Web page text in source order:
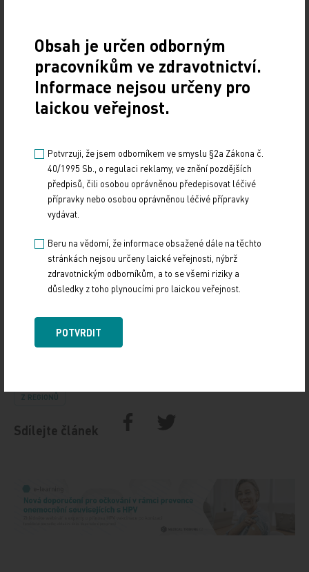
s negramotností. Ten zajistí zejména budoucí
online školy a univerzity, které budou moci využívat
děti i dospělí v oblastech, kde nemají přístup ke
klasickým školám.
dalšími zámožnými filantropy, jako je například
investor Warren Buffett, do zmíněných oblastí
vložit částky v řádech desítek miliard dolarů. K
účasti na zlepšování života v chudých částech světa
dobročinného portálu Global Citizen, kde mohou
věnovat příspěvky do konkrétních odvětví a oblastí
Z REGIONŮ
Sdílejte článek
Obsah je určen odborným
pracovníkům ve zdravotnictví.
Informace nejsou určeny pro
laickou veřejnost.
Potvrzuji, že jsem odborníkem ve smyslu §2a Zákona č.
40/1995 Sb., o regulaci reklamy, ve znění pozdějších
předpisů, čili osobou oprávněnou předepisovat léčivé
přípravky nebo osobou oprávněnou léčivé přípravky
vydávat.
Beru na vědomí, že informace obsažené dále na těchto
stránkách nejsou určeny laické veřejnosti, nýbrž
zdravotnickým odborníkům, a to se všemi riziky a
důsledky z toho plynoucími pro laickou veřejnost.
POTVRDIT